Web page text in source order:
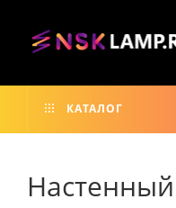
КАТАЛОГ